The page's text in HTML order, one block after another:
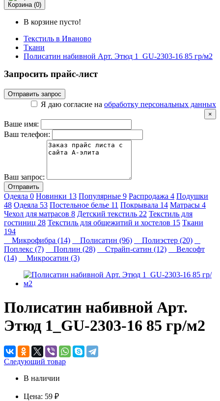
Корзина (0)
В корзине пусто!
Текстиль в Иваново
Ткани
Полисатин набивной Арт. Этюд 1_GU-2303-16 85 гр/м2
Запросить прайс-лист
Отправить запрос
Я даю согласие на обработку персональных данных
×
Ваше имя:
Ваш телефон:
Ваш запрос:
Отправить
Одеяла 0 Новинки 13 Популярные 9 Распродажа 4 Подушки
48 Одеяла 53 Постельное белье 11 Покрывала 14 Матрасы 4
Чехол для матрасов 8 Детский текстиль 22 Текстиль для
гостиниц 28 Текстиль для общежитий и хостелов 15 Ткани
194
Микрофибра (14)
Полисатин (96)
Полиэстер (20)
Поплекс (7)
Поплин (28) Страйп-сатин (12)
Велсофт
(14)
Микросатин (3)
Полисатин набивной Арт.
Этюд 1_GU-2303-16 85 гр/м2
Следующий товар
В наличии
Цена: 59 ₽